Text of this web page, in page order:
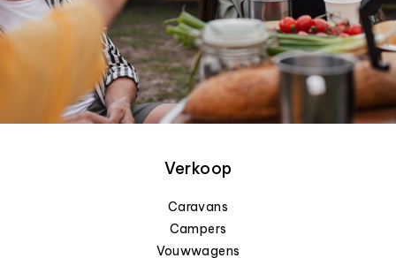
Verkoop
Caravans
Campers
Vouwwagens